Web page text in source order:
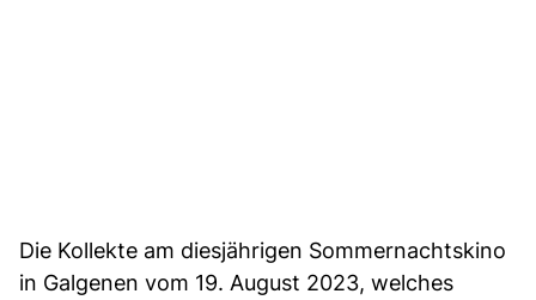
Die Kollekte am diesjährigen Sommernachtskino
in Galgenen vom 19. August 2023, welches